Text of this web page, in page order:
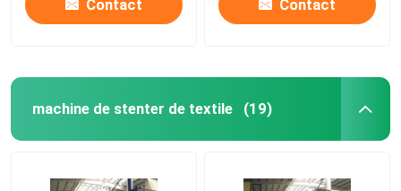
Contact Contact
machine de stenter de textile (19)